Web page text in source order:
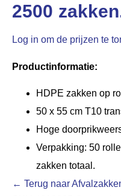
2500
Log in om de prijzen te
Productinformatie:
HDPE zakken op rol
50 x 55 cm T10
Hoge
Verpakking: 50
zakken totaal.
← Terug naar